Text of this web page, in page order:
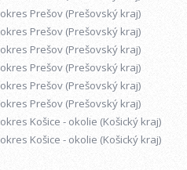
okres Prešov (Prešovský kraj)
okres Prešov (Prešovský kraj)
okres Prešov (Prešovský kraj)
okres Prešov (Prešovský kraj)
okres Prešov (Prešovský kraj)
okres Prešov (Prešovský kraj)
okres Košice - okolie (Košický kraj)
okres Košice - okolie (Košický kraj)